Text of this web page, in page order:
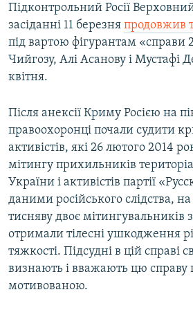
Підконтрольний Росії
засіданні 11 березня продовжив
під вартою фігурантам «справи
Чийгозу, Алі Асанову і Мустафі
квітня.
Після анексії Криму Росією на
правоохоронці почали судити
активістів, які 26 лютого 2014
мітингу прихильників
України і активістів партії
даними російського слідства,
тисняву двоє мітингувальників
отримали тілесні ушкодження
тяжкості. Підсудні в цій справі
визнають і вважають цю справу
мотивованою.